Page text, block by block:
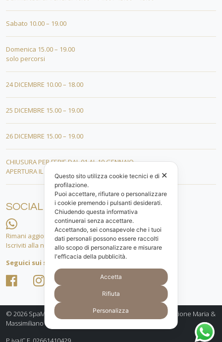
Sabato 10.00 – 19.00
Domenica 15.00 – 19.00
solo percorsi
24 DICEMBRE 10.00 – 18.00
25 DICEMBRE 15.00 – 19.00
26 DICEMBRE 15.00 – 19.00
CHIUSURA PER FERIE DAL 01 AL 19 GENNAIO
APERTURA IL 20 GENNAIO 2026
SOCIAL
Rimani aggiornato.
Iscriviti alla nostra lista whatsapp!
Seguici sui social
© 2026 SpaMarine Bellezza e Benessere a Senigallia - gestione Maria &
Massimiliano
✕
Questo sito utilizza cookie tecnici e di
profilazione.
Puoi accettare, rifiutare o personalizzare
i cookie premendo i pulsanti desiderati.
Chiudendo questa informativa
continuerai senza accettare.
Accettando, sei consapevole che i tuoi
dati personali possono essere raccolti
allo scopo di personalizzare e misurare
l'efficacia della pubblicità.
Accetta
Rifiuta
Personalizza